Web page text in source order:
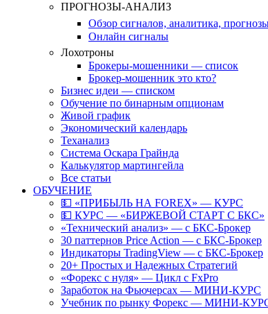
ПРОГНОЗЫ-АНАЛИЗ
Обзор сигналов, аналитика,
Онлайн сигналы
Лохотроны
Брокеры-мошенники — список
Брокер-мошенник это кто?
Бизнес идеи — списком
Обучение по бинарным опционам
Живой график
Экономический календарь
Теханализ
Система Оскара Грайнда
Калькулятор мартингейла
Все статьи
ОБУЧЕНИЕ
💵 «ПРИБЫЛЬ НА FOREX» — КУРС
💵 КУРС — «БИРЖЕВОЙ СТАРТ С БКС»
«Технический анализ» — с БКС-Брокер
30 паттернов Price Action — с БКС-Брокер
Индикаторы TradingView — с БКС-Брокер
20+ Простых и Надежных Стратегий
«Форекс с нуля» — Цикл с FxPro
Заработок на Фьючерсах — МИНИ-КУРС
Учебник по рынку Форекс — МИНИ-